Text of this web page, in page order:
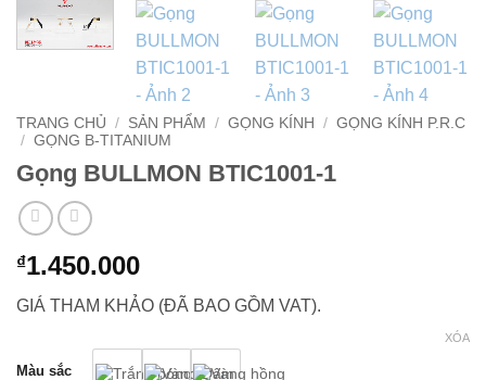
TRANG CHỦ / SẢN PHẨM / GỌNG KÍNH / GỌNG KÍNH P.R.C
/ GỌNG B-TITANIUM
Gọng BULLMON BTIC1001-1
₫1.450.000
GIÁ THAM KHẢO (ĐÃ BAO GỒM VAT).
Màu sắc
XÓA